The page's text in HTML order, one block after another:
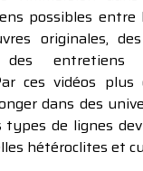
possibles
originales,
des
ces vidéos
dans des
types de lignes
hétéroclites et